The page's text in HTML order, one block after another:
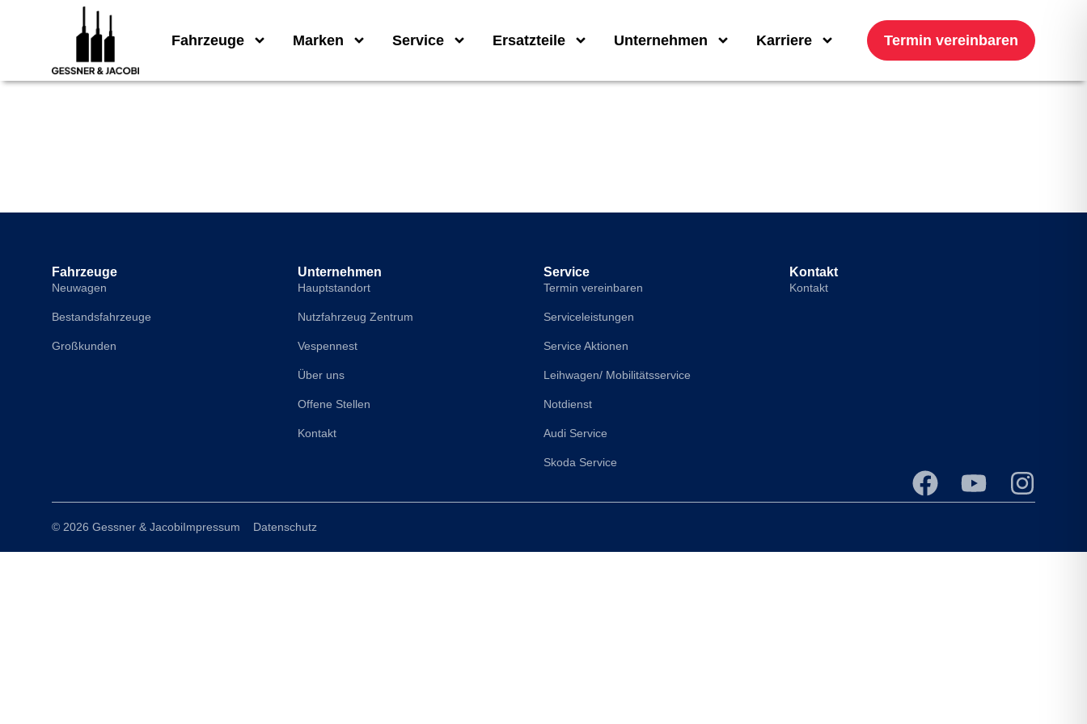
Fahrzeuge Marken Service Ersatzteile Unternehmen Karriere Termin vereinbaren
Fahrzeuge
Neuwagen
Bestandsfahrzeuge
Großkunden
Unternehmen
Hauptstandort
Nutzfahrzeug Zentrum
Vespennest
Über uns
Offene Stellen
Kontakt
Service
Termin vereinbaren
Serviceleistungen
Service Aktionen
Leihwagen/ Mobilitätsservice
Notdienst
Audi Service
Skoda Service
Kontakt
Kontakt
© 2026 Gessner & JacobiImpressum Datenschutz